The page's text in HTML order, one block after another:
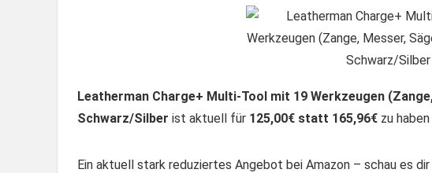
Leatherman Charge+ Multi-Tool mit 19 Werkzeugen
Schwarz/Silber ist aktuell für 125,00€ statt 165,96€ zu
Ein aktuell stark reduziertes Angebot bei Amazon – schau es